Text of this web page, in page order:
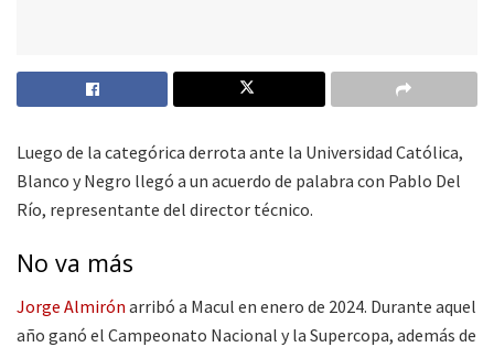
Luego de la categórica derrota ante la Universidad Católica,
Blanco y Negro llegó a un acuerdo de palabra con Pablo Del
Río, representante del director técnico.
No va más
Jorge Almirón arribó a Macul en enero de 2024. Durante aquel
año ganó el Campeonato Nacional y la Supercopa, además de